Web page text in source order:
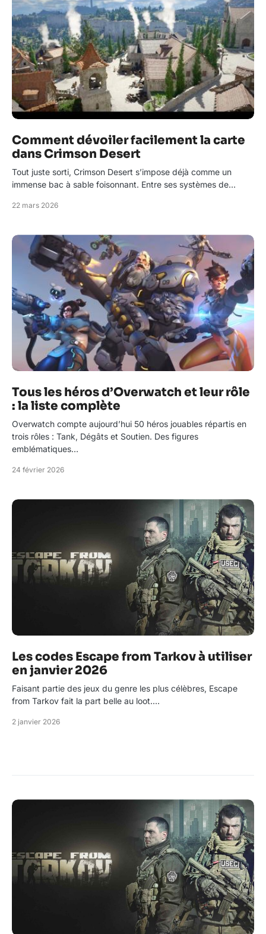
Comment dévoiler facilement la carte
dans Crimson Desert
Tout juste sorti, Crimson Desert s’impose déjà comme un
immense bac à sable foisonnant. Entre ses systèmes de…
22 mars 2026
Tous les héros d’Overwatch et leur rôle
: la liste complète
Overwatch compte aujourd’hui 50 héros jouables répartis en
trois rôles : Tank, Dégâts et Soutien. Des figures
emblématiques…
24 février 2026
Les codes Escape from Tarkov à utiliser
en janvier 2026
Faisant partie des jeux du genre les plus célèbres, Escape
from Tarkov fait la part belle au loot.…
2 janvier 2026